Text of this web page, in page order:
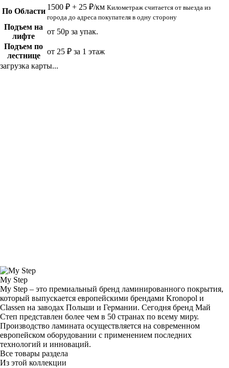
По Области 1500 ₽ + 25 ₽/км Километраж считается от выезда из
города до адреса покупателя в одну сторону
Подъем на
лифте
от 50р за упак.
Подъем по
лестнице
от 25 ₽ за 1 этаж
загрузка карты...
My Step
My Step – это премиальный бренд ламинированного покрытия,
который выпускается европейскими брендами Kronopol и
Classen на заводах Польши и Германии. Сегодня бренд Май
Степ представлен более чем в 50 странах по всему миру.
Производство ламината осуществляется на современном
европейском оборудовании с применением последних
технологий и инноваций.
Все товары раздела
Из этой коллекции